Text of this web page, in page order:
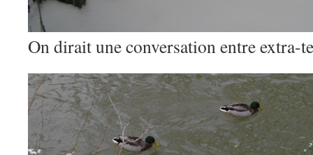
On dirait une conversation entre